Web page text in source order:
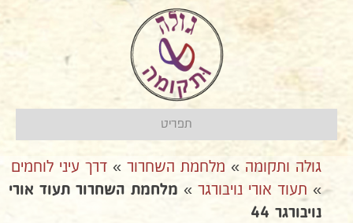
תפריט
גולה ותקומה » מלחמת השחרור » דרך עיני לוחמים
» תעוד אורי נויבורגר » מלחמת השחרור תעוד אורי
נויבורגר 44